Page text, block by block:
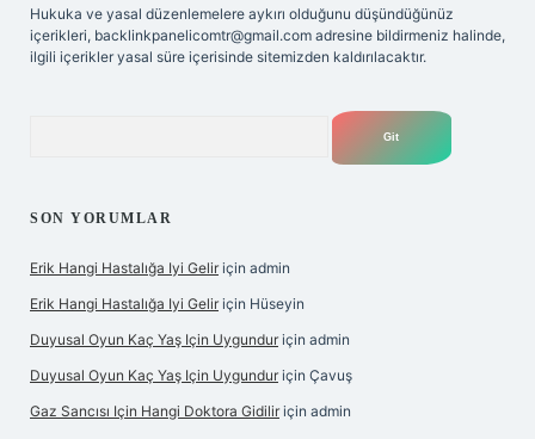
Hukuka ve yasal düzenlemelere aykırı olduğunu düşündüğünüz
içerikleri, backlinkpanelicomtr@gmail.com adresine bildirmeniz halinde,
ilgili içerikler yasal süre içerisinde sitemizden kaldırılacaktır.
SON YORUMLAR
Erik Hangi Hastalığa Iyi Gelir için admin
Erik Hangi Hastalığa Iyi Gelir için Hüseyin
Duyusal Oyun Kaç Yaş Için Uygundur için admin
Duyusal Oyun Kaç Yaş Için Uygundur için Çavuş
Gaz Sancısı Için Hangi Doktora Gidilir için admin